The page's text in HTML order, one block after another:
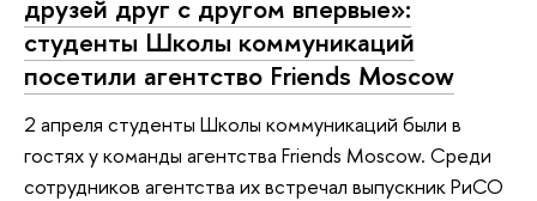
друзей друг с другом впервые»:
студенты Школы коммуникаций
посетили агентство Friends Moscow
2 апреля студенты Школы коммуникаций были в
гостях у команды агентства Friends Moscow. Среди
сотрудников агентства их встречал выпускник РиСО